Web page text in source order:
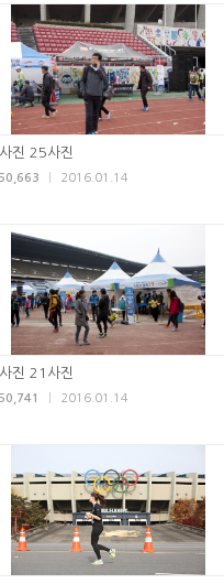
진 25사진
50,663 2016.01.14
진 21사진
50,741 2016.01.14